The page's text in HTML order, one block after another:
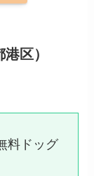
区）
料ドッグ